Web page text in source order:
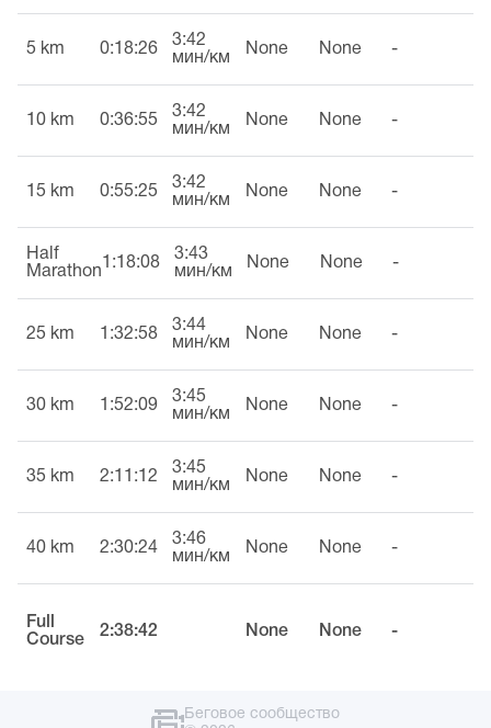
5 km 0:18:26
3:42
мин/км
None None -
10 km 0:36:55
3:42
мин/км
None None -
15 km 0:55:25
3:42
мин/км
None None -
Half
Marathon
1:18:08
3:43
мин/км
None None -
25 km 1:32:58
3:44
мин/км
None None -
30 km 1:52:09
3:45
мин/км
None None -
35 km 2:11:12
3:45
мин/км
None None -
40 km 2:30:24
3:46
мин/км
None None -
Full
Course
2:38:42 None None -
Беговое сообщество